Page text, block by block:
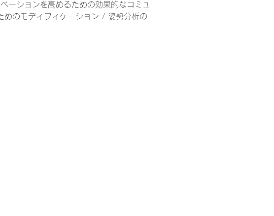
ーションを高めるための効果的なコミュ
めのモディフィケーション / 姿勢分析の